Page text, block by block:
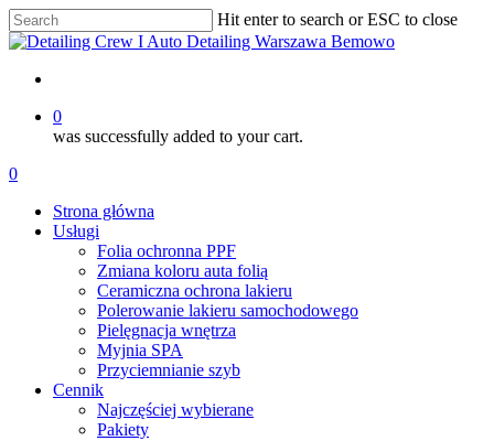
Skip
to
content
Hit enter to search or ESC to close
Close
0
was successfully added to your cart.
Menu
account
0
Strona główna
Usługi
Folia ochronna PPF
Zmiana koloru auta folią
Ceramiczna ochrona lakieru
Polerowanie lakieru samochodowego
Pielęgnacja wnętrza
Myjnia SPA
Przyciemnianie szyb
Cennik
Najczęściej wybierane
Pakiety